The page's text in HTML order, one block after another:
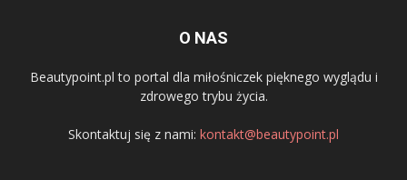
O NAS
Beautypoint.pl to portal dla miłośniczek pięknego wyglądu i
zdrowego trybu życia.
Skontaktuj się z nami: kontakt@beautypoint.pl